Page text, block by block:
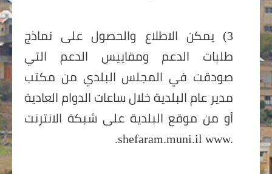
3) يمكن الاطلاع والحصول على نماذج
طلبات الدعم ومقاييس الدعم التي
صودقت في المجلس البلدي من مكتب
مدير عام البلدية خلال ساعات الدوام العادية
أو من موقع البلدية على شبكة الانترنت
www.
shefaram.muni.il
.